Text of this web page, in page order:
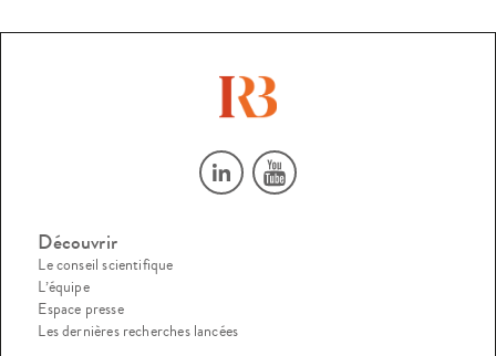
Découvrir
Le conseil scientifique
L’équipe
Espace presse
Les dernières recherches lancées